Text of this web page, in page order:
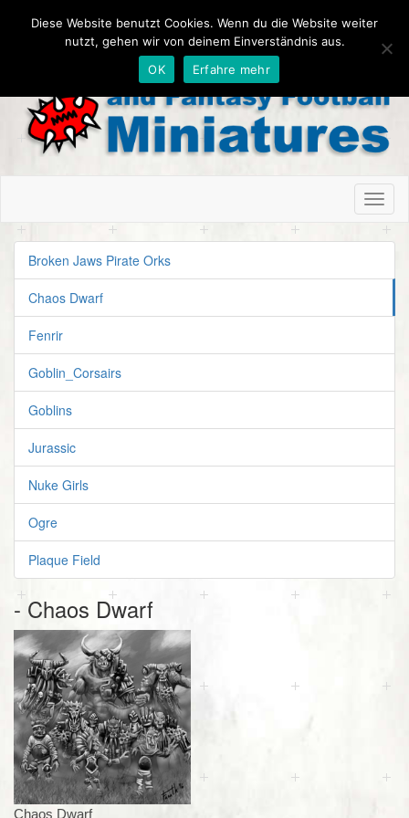
Broken Jaws Pirate Orks
Chaos Dwarf
Fenrir
Goblin_Corsairs
Goblins
Jurassic
Nuke Girls
Ogre
Plaque Field
- Chaos Dwarf
Chaos Dwarf
Diese Website benutzt Cookies. Wenn du die Website weiter
nutzt, gehen wir von deinem Einverständnis aus.
OK
Erfahre mehr